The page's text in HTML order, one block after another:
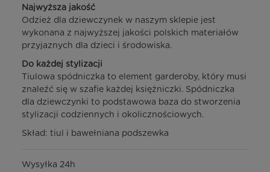
Najwyższa jakość
Odzież dla dziewczynek w naszym sklepie jest
wykonana z najwyższej jakości polskich materiałów
przyjaznych dla dzieci i środowiska.
Do każdej stylizacji
Tiulowa spódniczka to element garderoby, który musi
znaleźć się w szafie każdej księżniczki. Spódniczka
dla dziewczynki to podstawowa baza do stworzenia
stylizacji codziennych i okolicznościowych.
Skład: tiul i bawełniana podszewka
Wysyłka 24h